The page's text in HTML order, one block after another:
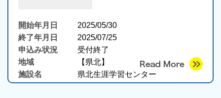
開始年月日
2025/05/30
終了年月日
2025/07/25
申込み状況
受付終了
地域
【県北】
施設名
県北生涯学習センター